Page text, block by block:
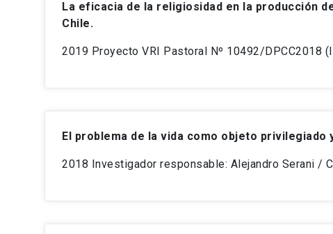
La eficacia de la religiosidad en la producción
Chile.
2019 Proyecto VRI Pastoral Nº 10492/DPCC2018
El problema de la vida como objeto
2018 Investigador responsable: Alejandro Serani /